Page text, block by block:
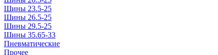
Шины 23.5-25
Шины 26.5-25
Шины 29.5-25
Шины 35.65-33
Пневматические
Прочее